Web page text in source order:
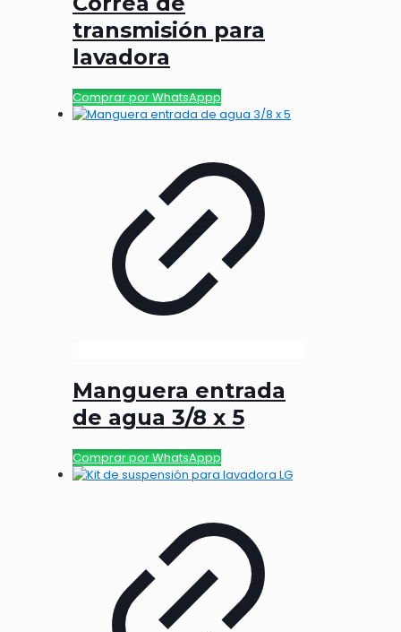
transmisión para
lavadora
Comprar por WhatsAppp
Manguera entrada
de agua 3/8 x 5
Comprar por WhatsAppp